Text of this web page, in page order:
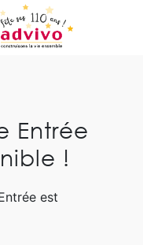
Entrée
!
est